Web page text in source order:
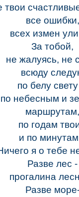
твои
все ошибки,
всех измен
За тобой,
не жалуясь, не
всюду
по белу
по небесным и
по годам
и по
я о тебе
Разве лес -
прогалина
Разве